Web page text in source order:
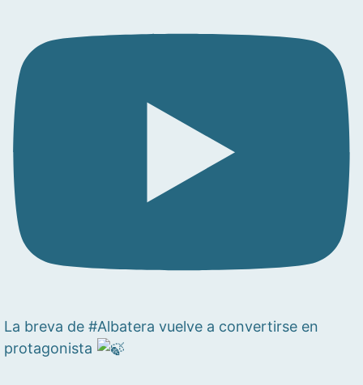
La breva de #Albatera vuelve a convertirse en
protagonista